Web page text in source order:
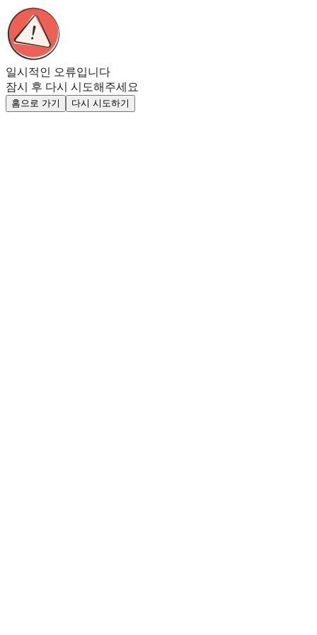
일시적인 오류입니다
잠시 후 다시 시도해주세요
홈으로 가기 다시 시도하기